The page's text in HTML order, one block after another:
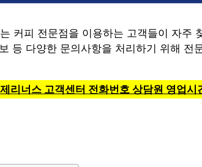
커피 전문점을 이용하는 고객들이 자주
등 다양한 문의사항을 처리하기 위해 전
리너스 고객센터 전화번호 상담원 영업시